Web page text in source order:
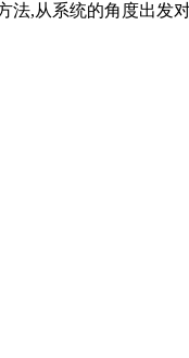
法,从系统的角度出